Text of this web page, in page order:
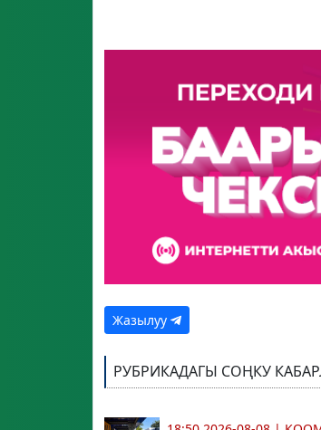
Жазылуу
РУБРИКАДАГЫ СОҢКУ